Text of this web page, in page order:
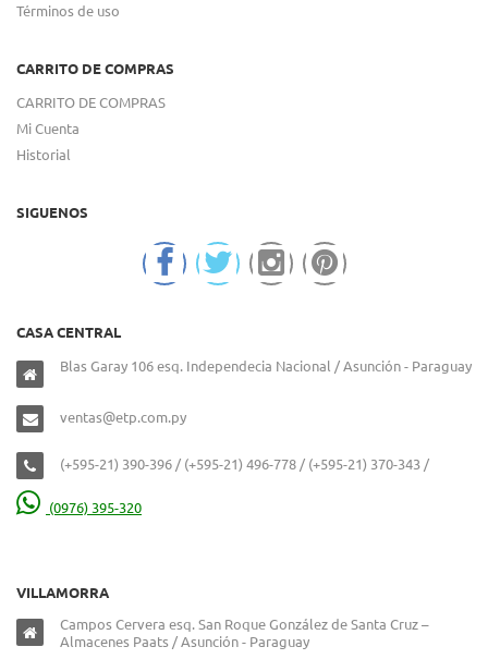
Términos de uso
CARRITO DE COMPRAS
CARRITO DE COMPRAS
Mi Cuenta
Historial
SIGUENOS
CASA CENTRAL
Blas Garay 106 esq. Independecia Nacional / Asunción - Paraguay
ventas@etp.com.py
(+595-21) 390-396 / (+595-21) 496-778 / (+595-21) 370-343 /
(0976) 395-320
VILLAMORRA
Campos Cervera esq. San Roque González de Santa Cruz –
Almacenes Paats / Asunción - Paraguay